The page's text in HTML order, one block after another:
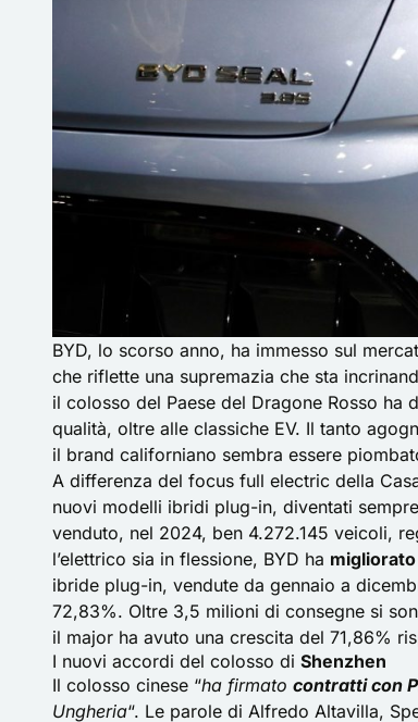
BYD, lo scorso anno, ha immesso sul
che riflette una supremazia che sta
il colosso del Paese del Dragone Rosso
qualità, oltre alle classiche EV. Il tanto
il brand californiano sembra essere
A differenza del focus full electric della
nuovi modelli ibridi plug-in, diventati
venduto, nel 2024, ben 4.272.145 veicoli,
l’elettrico sia in flessione, BYD ha
ibride plug-in, vendute da gennaio a
72,83%. Oltre 3,5 milioni di consegne si
il major ha avuto una crescita del 71,86%
I nuovi accordi del colosso di Shenzhen
Il colosso cinese “ha firmato contratti con
Ungheria“. Le parole di Alfredo Altavilla,